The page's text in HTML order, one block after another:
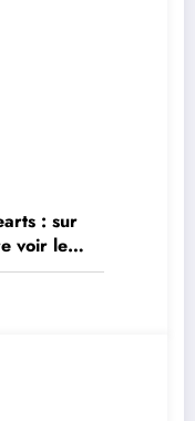
: sur
voir le